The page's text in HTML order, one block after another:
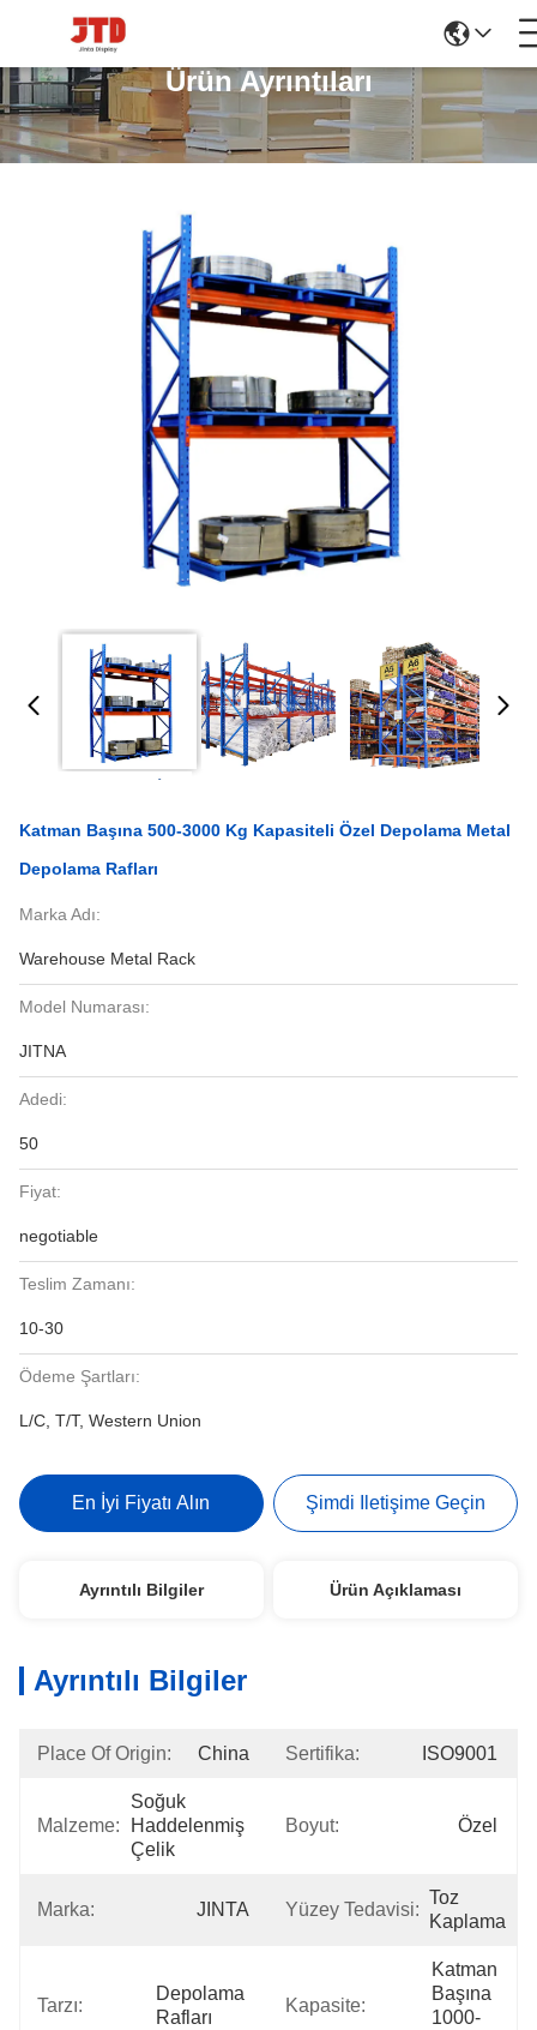
Ürün Ayrıntıları
Katman Başına 500-3000 Kg Kapasiteli Özel Depolama Metal
Depolama Rafları
Marka Adı:
Warehouse Metal Rack
Model Numarası:
JITNA
Adedi:
50
Fiyat:
negotiable
Teslim Zamanı:
10-30
Ödeme Şartları:
L/C, T/T, Western Union
En İyi Fiyatı Alın Şimdi Iletişime Geçin
Ayrıntılı Bilgiler Ürün Açıklaması
Ayrıntılı Bilgiler
Place Of Origin: China Sertifika: ISO9001
Malzeme:
Soğuk
Haddelenmiş
Çelik
Boyut: Özel
Marka: JINTA Yüzey Tedavisi:
Toz
Kaplama
Tarzı:
Depolama
Rafları
Kapasite:
Katman
Başına
1000-